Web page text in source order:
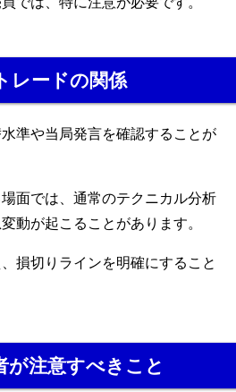
レードの関係
準や当局発言を確認することが
面では、通常のテクニカル分析
動が起こることがあります。
損切りラインを明確にすること
が注意すべきこと